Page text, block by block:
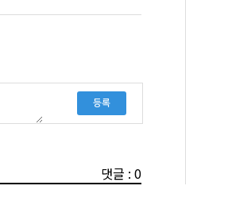
등록
댓글 : 0